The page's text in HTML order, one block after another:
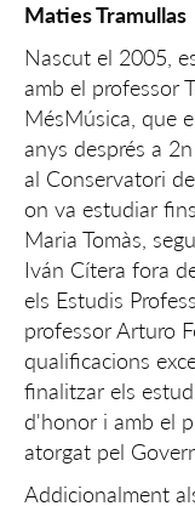
Maties Tramullas
Nascut el 2005,
amb el professor
MésMúsica, que
anys després a
al Conservatori
on va estudiar
Maria Tomàs,
Iván Cítera fora
els Estudis
professor Arturo
qualificacions
finalitzar els
d'honor i amb el
atorgat pel
Addicionalment